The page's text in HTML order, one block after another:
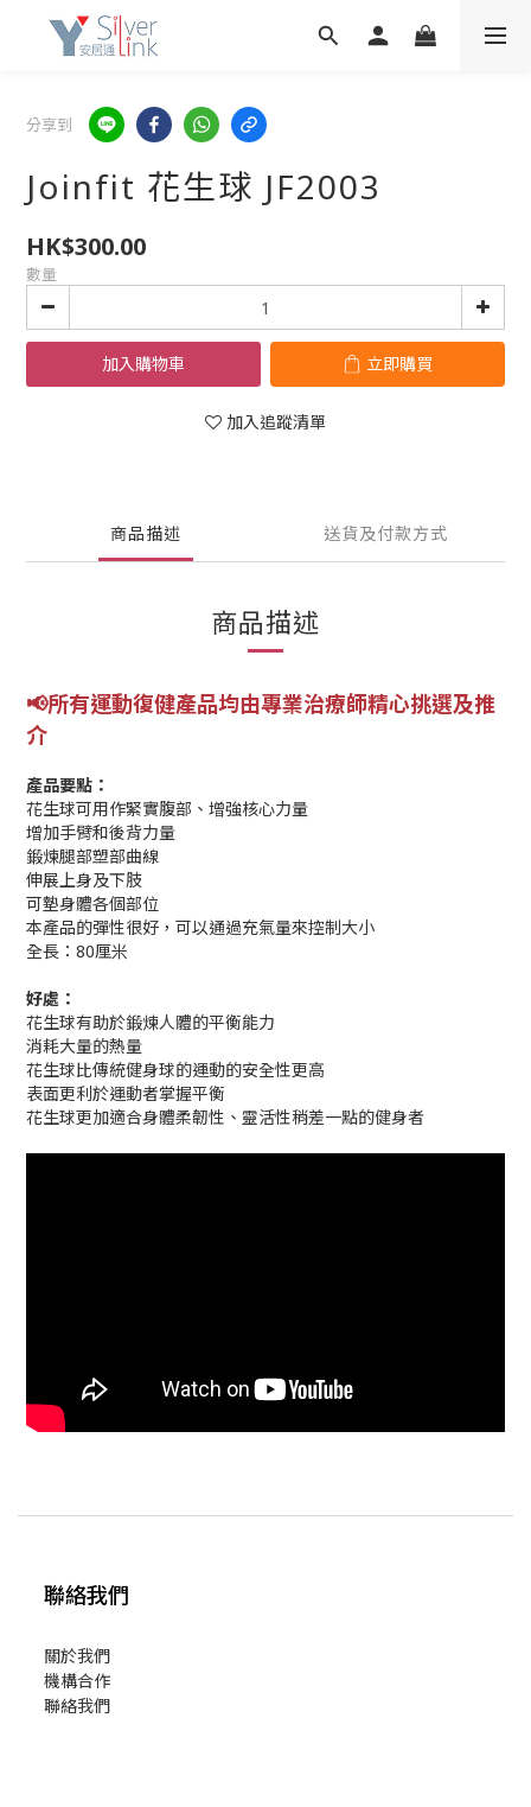
分享到
Joinfit 花生球 JF2003
HK$300.00
數量
加入購物車 立即購買
加入追蹤清單
商品描述 送貨及付款方式
商品描述
📢所有運動復健產品均由專業治療師精心挑選及推
介
產品要點：
花生球可用作緊實腹部、增強核心力量
增加手臂和後背力量
鍛煉腿部塑部曲線
伸展上身及下肢
可墊身體各個部位
本產品的彈性很好，可以通過充氣量來控制大小
全長：80厘米
好處：
花生球有助於鍛煉人體的平衡能力
消耗大量的熱量
花生球比傳統健身球的運動的安全性更高
表面更利於運動者掌握平衡
花生球更加適合身體柔韌性、靈活性稍差一點的健身者
聯絡我們
關於我們
機構合作
聯絡我們